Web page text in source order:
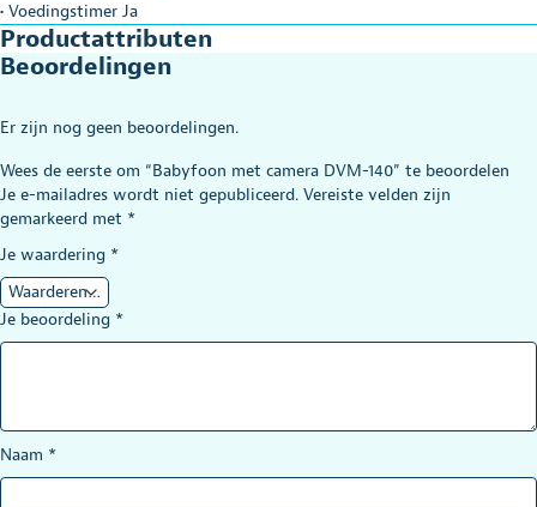
• Voedingstimer Ja
Productattributen
Beoordelingen
Er zijn nog geen beoordelingen.
Wees de eerste om “Babyfoon met camera DVM-140” te beoordelen
Je e-mailadres wordt niet gepubliceerd. Vereiste velden zijn
gemarkeerd met *
Je waardering *
Je beoordeling *
Naam *